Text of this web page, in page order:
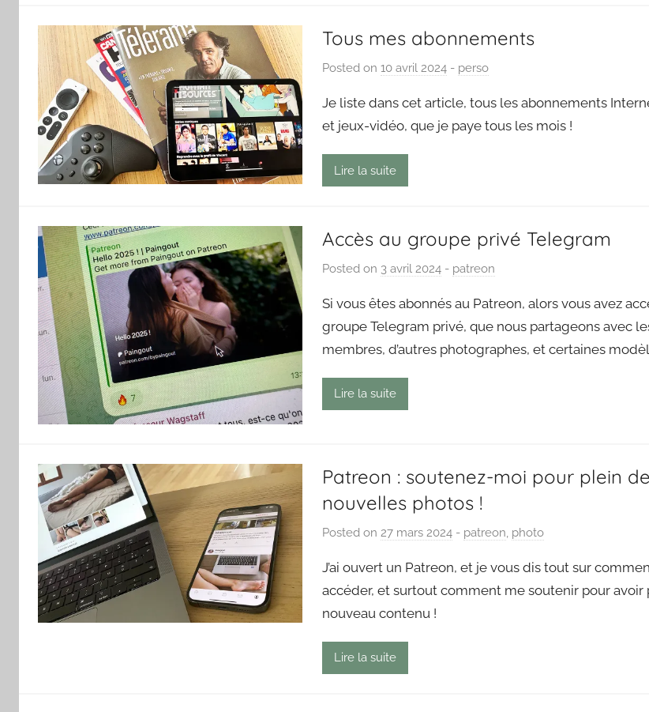
Tous mes abonnements
Posted on10 avril 2024 b
P
a
u
t
- perso
Je liste dans cet article, tous les abonnements
et jeux-vidéo, que je paye tous les mois !
Lire la suite
Accès au groupe privé Telegram
Posted on 3 avril 2024 b
P
a
i
- patreon
Si vous êtes abonnés au Patreon, alors vous avez
groupe Telegram privé, que nous partageons avec
membres, d’autres photographes, et certaines
Lire la suite
Patreon : soutenez-moi pour plein de
nouvelles photos !
Posted on 27 mars 2024 b
P
a
- patreon photo
J’ai ouvert un Patreon, et je vous dis tout sur
accéder, et surtout comment me soutenir pour avoir
nouveau contenu !
Lire la suite